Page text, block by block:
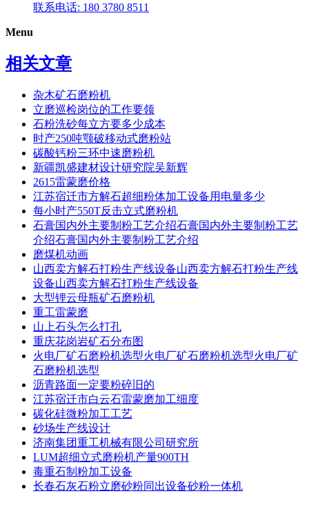
联系电话: 180 3780 8511
Menu
相关文章
杂木矿石磨粉机
立磨巡检岗位的工作要领
石粉洗砂每立方要多少成本
时产250吨颚破移动式磨粉站
碳酸钙粉三环中速磨粉机
新疆凯盛建材设计研究院吴新辉
2615雷蒙磨价格
江苏宿迁市方解石超细粉体加工设备用电量多少
每小时产550T反击立式磨粉机
石膏国内外主要制粉工艺介绍石膏国内外主要制粉工艺
介绍石膏国内外主要制粉工艺介绍
磨煤机动画
山西卖方解石打粉生产线设备山西卖方解石打粉生产线
设备山西卖方解石打粉生产线设备
大型锂云母瓶矿石磨粉机
重工雷蒙磨
山上石头怎么打孔
重庆花岗岩矿石分布图
火电厂矿石磨粉机选型火电厂矿石磨粉机选型火电厂矿
石磨粉机选型
沥青路面一定要粉碎旧的
江苏宿迁市白云石雷蒙磨加工细度
碳化硅微粉加工工艺
砂场生产线设计
济南集团重工机械有限公司研究所
LUM超细立式磨粉机产量900TH
毒重石制粉加工设备
长春石灰石粉立磨砂粉同出设备砂粉一体机